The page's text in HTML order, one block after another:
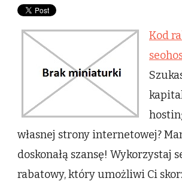
Kod
własnej strony internetowej?
doskonałą szansę! Wykorzystaj
rabatowy, który umożliwi Ci